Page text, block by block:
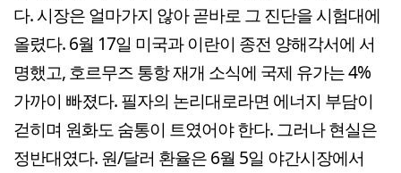
다. 시장은 얼마가지 않아 곧바로 그 진단을 시험대에
올렸다. 6월 17일 미국과 이란이 종전 양해각서에 서
명했고, 호르무즈 통항 재개 소식에 국제 유가는 4%
가까이 빠졌다. 필자의 논리대로라면 에너지 부담이
걷히며 원화도 숨통이 트였어야 한다. 그러나 현실은
정반대였다. 원/달러 환율은 6월 5일 야간시장에서